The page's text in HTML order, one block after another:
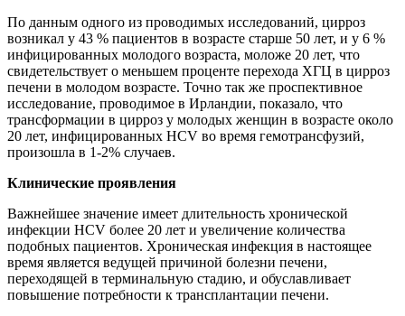
По данным одного из проводимых исследований, цирроз
возникал у 43 % пациентов в возрасте старше 50 лет, и у 6 %
инфицированных молодого возраста, моложе 20 лет, что
свидетельствует о меньшем проценте перехода ХГЦ в цирроз
печени в молодом возрасте. Точно так же проспективное
исследование, проводимое в Ирландии, показало, что
трансформации в цирроз у молодых женщин в возрасте около
20 лет, инфицированных HCV во время гемотрансфузий,
произошла в 1-2% случаев.
Клинические проявления
Важнейшее значение имеет длительность хронической
инфекции HCV более 20 лет и увеличение количества
подобных пациентов. Хроническая инфекция в настоящее
время является ведущей причиной болезни печени,
переходящей в терминальную стадию, и обуславливает
повышение потребности к трансплантации печени.